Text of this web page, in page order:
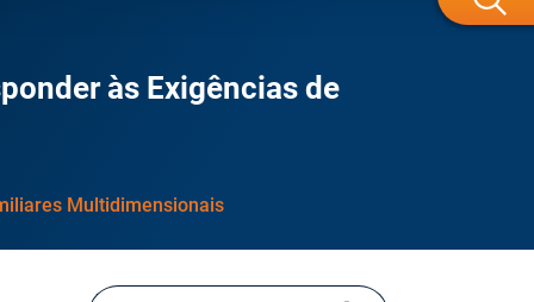
às Exigências de
Multidimensionais